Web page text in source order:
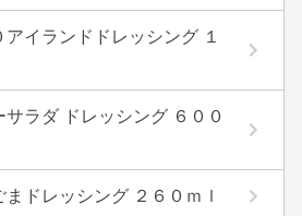
イランドドレッシング １
ラダ ドレッシング ６００
ドレッシング ２６０ｍｌ